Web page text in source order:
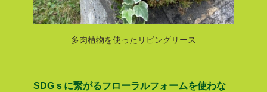
多肉植物を使ったリビングリース
SDGｓに繋がるフローラルフォームを使わな